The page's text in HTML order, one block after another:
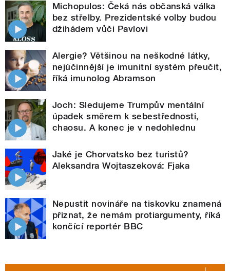
Michopulos: Čeká nás občanská válka
bez střelby. Prezidentské volby budou
džihádem vůči Pavlovi
Alergie? Většinou na neškodné látky,
nejúčinnější je imunitní systém přeučit,
říká imunolog Abramson
Joch: Sledujeme Trumpův mentální
úpadek směrem k sebestřednosti,
chaosu. A konec je v nedohlednu
Jaké je Chorvatsko bez turistů?
Aleksandra Wojtaszeková: Fjaka
Nepustit novináře na tiskovku znamená
přiznat, že nemám protiargumenty, říká
končící reportér BBC